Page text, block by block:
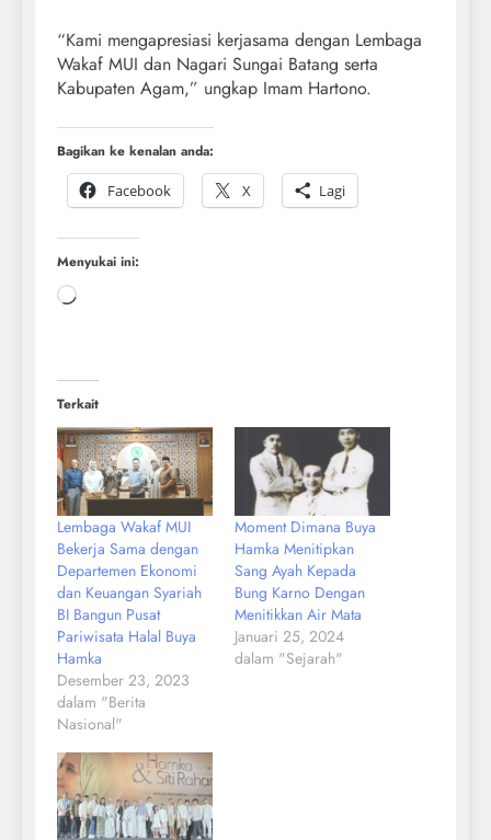
“Kami mengapresiasi kerjasama dengan Lembaga
Wakaf MUI dan Nagari Sungai Batang serta
Kabupaten Agam,” ungkap Imam Hartono.
Bagikan ke kenalan anda:
Facebook
X Lagi
Menyukai ini:
Terkait
Lembaga Wakaf MUI
Bekerja Sama dengan
Departemen Ekonomi
dan Keuangan Syariah
BI Bangun Pusat
Pariwisata Halal Buya
Hamka
Desember 23, 2023
dalam "Berita
Nasional"
Moment Dimana Buya
Hamka Menitipkan
Sang Ayah Kepada
Bung Karno Dengan
Menitikkan Air Mata
Januari 25, 2024
dalam "Sejarah"